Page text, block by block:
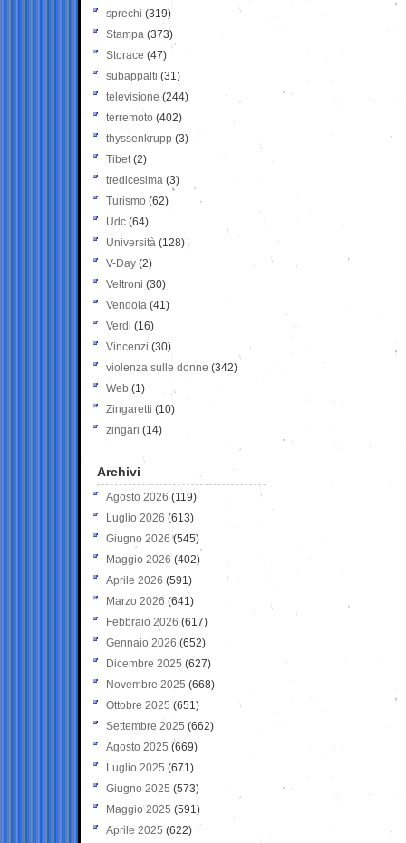
sprechi (319)
Stampa (373)
Storace (47)
subappalti (31)
televisione(244)
terremoto (402)
thyssenkrupp (3)
Tibet(2)
tredicesima (3)
Turismo (62)
Udc (64)
Università (128)
V-Day (2)
Veltroni (30)
Vendola (41)
Verdi (16)
Vincenzi (30)
violenza sulle donne (342)
Web (1)
Zingaretti (10)
zingari (14)
Archivi
Agosto 2026 (119)
Luglio 2026 (613)
Giugno 2026 (545)
Maggio 2026 (402)
Aprile 2026 (591)
Marzo 2026 (641)
Febbraio 2026 (617)
Gennaio 2026 (652)
Dicembre 2025 (627)
Novembre 2025 (668)
Ottobre 2025 (651)
Settembre 2025 (662)
Agosto 2025 (669)
Luglio 2025 (671)
Giugno 2025 (573)
Maggio 2025 (591)
Aprile 2025 (622)